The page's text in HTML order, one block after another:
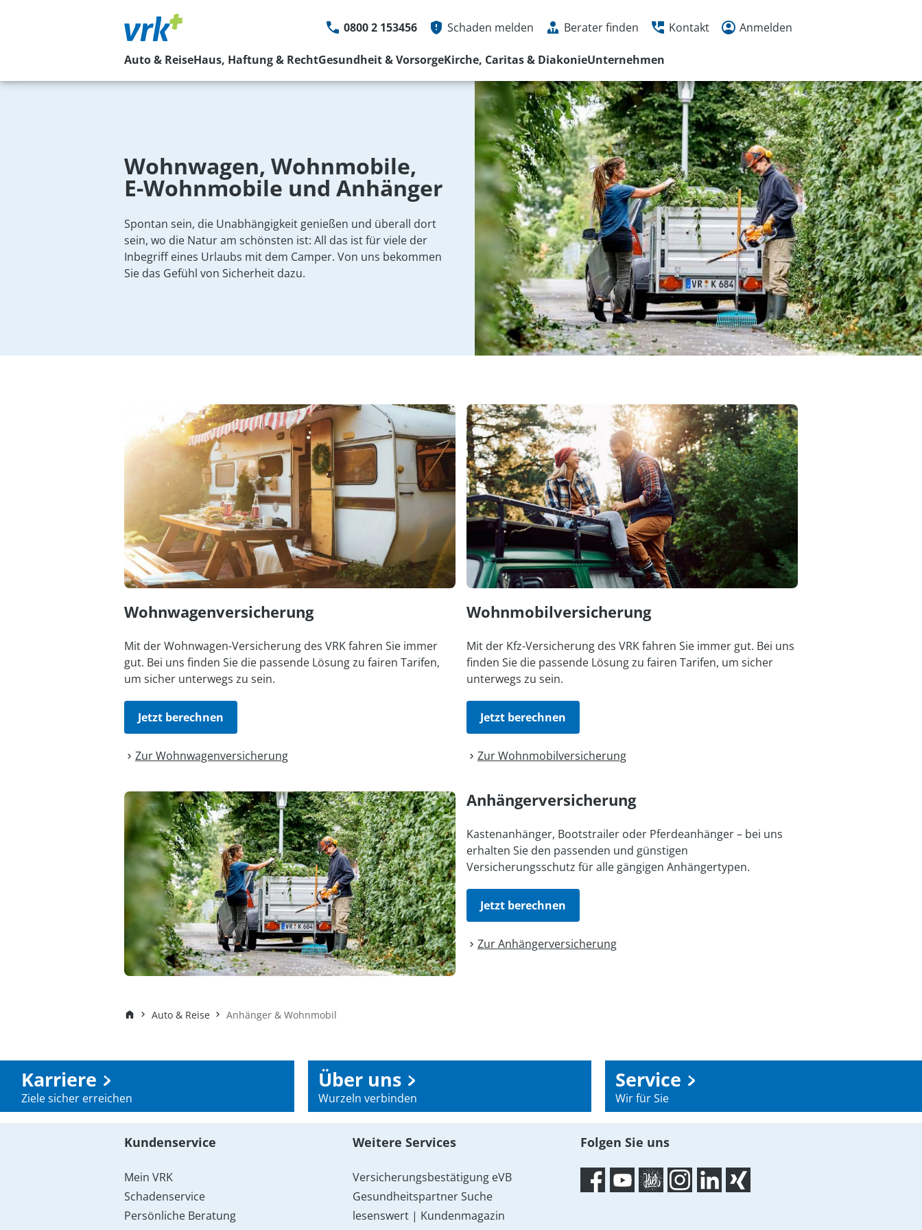
0800 2 153456 Schaden melden
Schaden online melden
Weitere Kontaktmöglichkeiten
Berater finden Kontakt
Service Hotline
0800 2 153 456
Mo bis Fr von 08 - 20 Uhr
Schaden melden
Kontaktformular
Weitere Kontaktmöglichkeiten
Anmelden
Auto & ReiseHaus, Haftung & RechtGesundheit & VorsorgeKirche, Caritas & DiakonieUnternehmen
Wohnwagen, Wohnmobile,
E-Wohnmobile und Anhänger
Spontan sein, die Unabhängigkeit genießen und überall dort
sein, wo die Natur am schönsten ist: All das ist für viele der
Inbegriff eines Urlaubs mit dem Camper. Von uns bekommen
Sie das Gefühl von Sicherheit dazu.
Wohnwagen­versicherung
Mit der Wohnwagen-Versicherung des VRK fahren Sie immer
gut. Bei uns finden Sie die passende Lösung zu fairen Tarifen,
um sicher unterwegs zu sein.
Jetzt berechnen
Zur Wohnwagen­versicherung
Wohnmobil­versicherung
Mit der Kfz-Versicherung des VRK fahren Sie immer gut. Bei uns
finden Sie die passende Lösung zu fairen Tarifen, um sicher
unterwegs zu sein.
Jetzt berechnen
Zur Wohnmobil­versicherung
Anhänger­versicherung
Kastenanhänger, Bootstrailer oder Pferdeanhänger – bei uns
erhalten Sie den passenden und günstigen
Versicherungsschutz für alle gängigen Anhängertypen.
Jetzt berechnen
Zur Anhänger­versicherung
Auto & Reise Anhänger & Wohnmobil
Karriere
Ziele sicher erreichen
Über uns
Wurzeln verbinden
Service
Wir für Sie
Kundenservice
Mein VRK
Schadenservice
Persönliche Beratung
Weitere Services
Versicherungsbestätigung eVB
Gesundheitspartner Suche
lesenswert | Kundenmagazin
Folgen Sie uns